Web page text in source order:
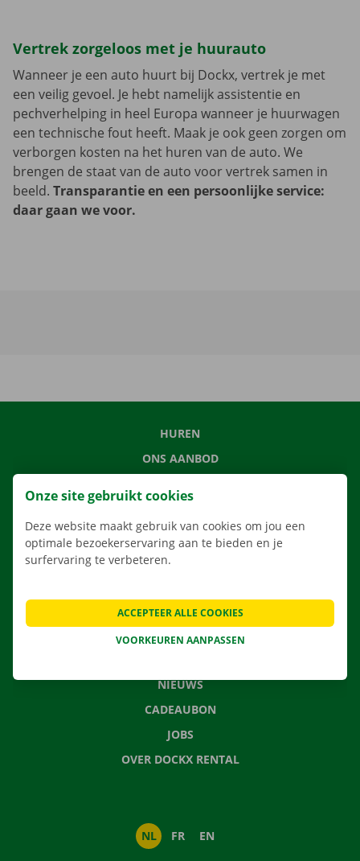
Vertrek zorgeloos met je huurauto
Wanneer je een auto huurt bij Dockx, vertrek je met
een veilig gevoel. Je hebt namelijk assistentie en
pechverhelping in heel Europa wanneer je huurwagen
een technische fout heeft. Maak je ook geen zorgen om
verborgen kosten na het huren van de auto. We
brengen de staat van de auto voor vertrek samen in
beeld. Transparantie en een persoonlijke service:
daar gaan we voor.
HUREN
ONS AANBOD
APP
VERHUISOPLOSSINGEN
CONTACTEER ONS
NIEUWS
CADEAUBON
JOBS
OVER DOCKX RENTAL
NL FR EN
Onze site gebruikt cookies
Deze website maakt gebruik van cookies om jou een
optimale bezoekerservaring aan te bieden en je
surfervaring te verbeteren.
VOORKEUREN AANPASSEN
ACCEPTEER ALLE COOKIES